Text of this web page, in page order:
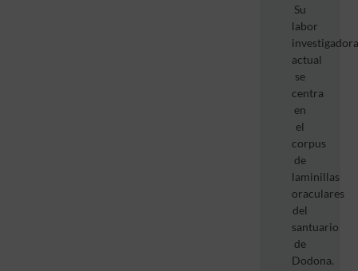
Su
labor
investigadora
actual
se
centra
en
el
corpus
de
laminillas
oraculares
del
santuario
de
Dodona.